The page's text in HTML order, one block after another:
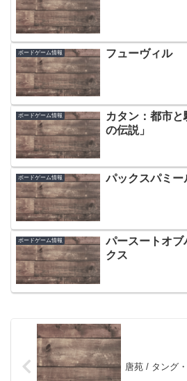
ボードゲーム情報 フューヴィル
ボードゲーム情報
カタン：都市
の伝説」
ボードゲーム情報 パックスパミー
ボードゲーム情報
パースートオ
クス
唐苑 / タング